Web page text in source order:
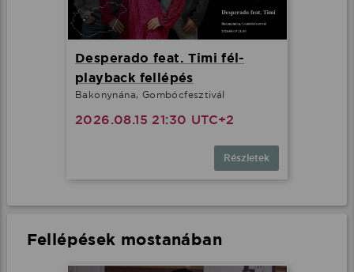
Desperado feat. Timi fél-
playback fellépés
Bakonynána, Gombócfesztivál
2026.08.15 21:30 UTC+2
Részletek
Fellépések mostanában